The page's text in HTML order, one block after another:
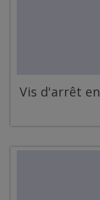
Vis d'arrêt